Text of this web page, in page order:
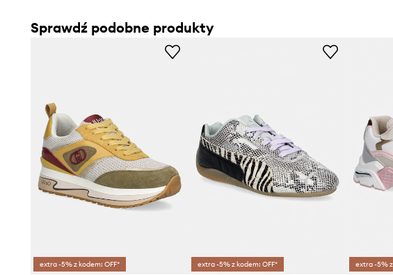
Sprawdź podobne produkty
extra -5% z kodem: OFF* extra -5% z kodem: OFF* extra -5%